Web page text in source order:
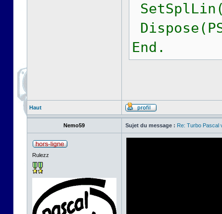
End.
Haut
Nemo59 Sujet du message : Re: Turbo Pascal
Rulezz